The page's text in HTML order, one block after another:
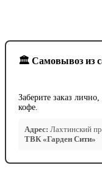
🏛️ Самовывоз из
Заберите заказ
кофе.
Адрес: Лахтинский
ТВК «Гарден Сити»